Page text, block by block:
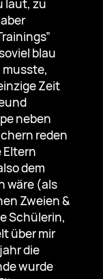
laut, zu
blau
Zeit
neben
reden
Eltern
dem
wäre (als
Zweien &
Schülerin,
über mir
die
wurde